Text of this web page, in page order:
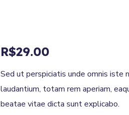
R$29.00
Sed ut perspiciatis unde omnis iste
laudantium, totam rem aperiam,
beatae vitae dicta sunt explicabo.